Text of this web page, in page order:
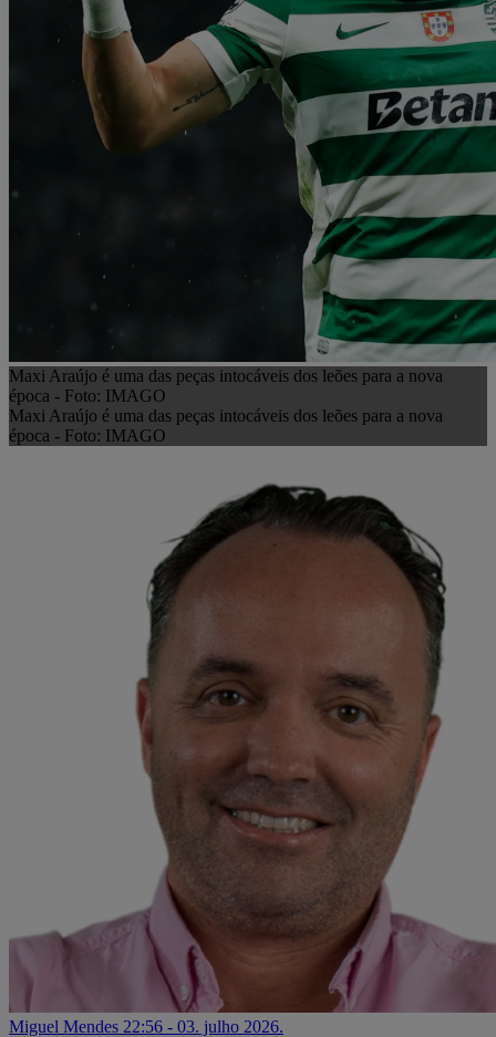
Maxi Araújo é uma das peças intocáveis dos leões para a nova
época - Foto: IMAGO
Maxi Araújo é uma das peças intocáveis dos leões para a nova
época - Foto: IMAGO
Miguel Mendes 22:56 - 03. julho 2026.